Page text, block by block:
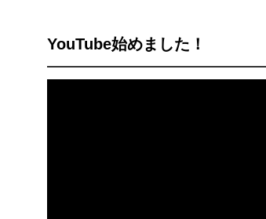
YouTube始めました！